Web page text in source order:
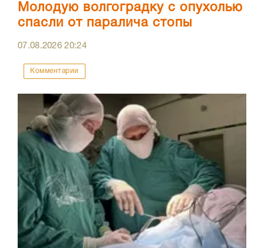
Молодую волгоградку с опухолью
спасли от паралича стопы
07.08.202620:24
Комментарии